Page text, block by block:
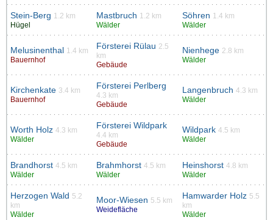
Stein-Berg 1.2 km
Hügel
Mastbruch 1.2 km
Wälder
Söhren 1.4 km
Wälder
Melusinenthal
1.4 km
Bauernhof
Försterei Rülau 2.5
km
Gebäude
Nienhege 2.8 km
Wälder
Kirchenkate 3.4 km
Bauernhof
Försterei Perlberg
4.3 km
Gebäude
Langenbruch 4.3 km
Wälder
Worth Holz 4.3 km
Wälder
Försterei Wildpark
4.4 km
Gebäude
Wildpark 4.5 km
Wälder
Brandhorst 4.5 km
Wälder
Brahmhorst 4.5 km
Wälder
Heinshorst 4.8 km
Wälder
Herzogen Wald 5.2
km
Wälder
Moor-Wiesen 5.5 km
Weidefläche
Hamwarder Holz 5.5
km
Wälder